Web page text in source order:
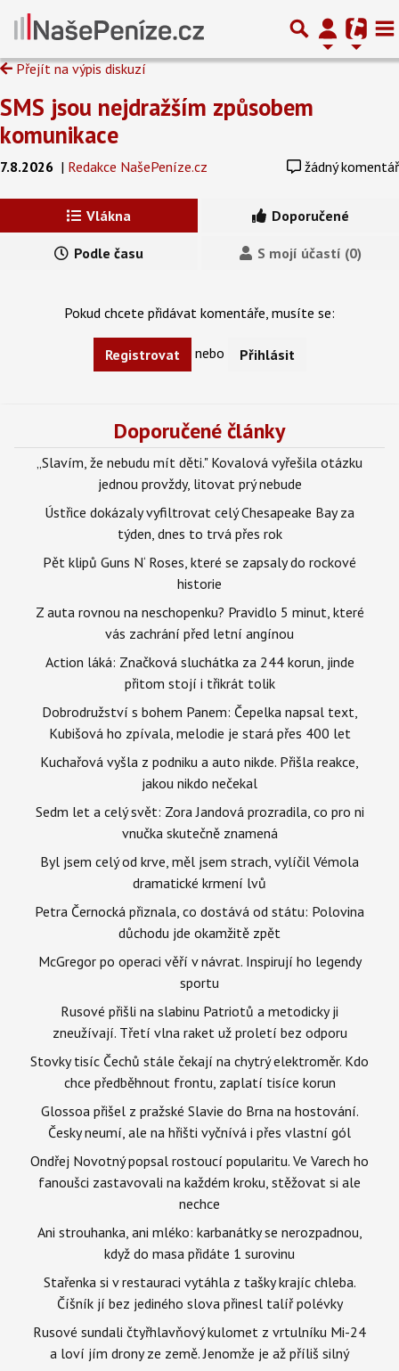
Přejít na výpis diskuzí
SMS jsou nejdražším způsobem
komunikace
7.8.2026 | Redakce NašePeníze.cz žádný komentář
Vlákna Doporučené
Podle času S mojí účastí (0)
Pokud chcete přidávat komentáře, musíte se:
Registrovat nebo Přihlásit
Doporučené články
„Slavím, že nebudu mít děti." Kovalová vyřešila otázku
jednou provždy, litovat prý nebude
Ústřice dokázaly vyfiltrovat celý Chesapeake Bay za
týden, dnes to trvá přes rok
Pět klipů Guns N‘ Roses, které se zapsaly do rockové
historie
Z auta rovnou na neschopenku? Pravidlo 5 minut, které
vás zachrání před letní angínou
Action láká: Značková sluchátka za 244 korun, jinde
přitom stojí i třikrát tolik
Dobrodružství s bohem Panem: Čepelka napsal text,
Kubišová ho zpívala, melodie je stará přes 400 let
Kuchařová vyšla z podniku a auto nikde. Přišla reakce,
jakou nikdo nečekal
Sedm let a celý svět: Zora Jandová prozradila, co pro ni
vnučka skutečně znamená
Byl jsem celý od krve, měl jsem strach, vylíčil Vémola
dramatické krmení lvů
Petra Černocká přiznala, co dostává od státu: Polovina
důchodu jde okamžitě zpět
McGregor po operaci věří v návrat. Inspirují ho legendy
sportu
Rusové přišli na slabinu Patriotů a metodicky ji
zneužívají. Třetí vlna raket už proletí bez odporu
Stovky tisíc Čechů stále čekají na chytrý elektroměr. Kdo
chce předběhnout frontu, zaplatí tisíce korun
Glossoa přišel z pražské Slavie do Brna na hostování.
Česky neumí, ale na hřišti vyčnívá i přes vlastní gól
Ondřej Novotný popsal rostoucí popularitu. Ve Varech ho
fanoušci zastavovali na každém kroku, stěžovat si ale
nechce
Ani strouhanka, ani mléko: karbanátky se nerozpadnou,
když do masa přidáte 1 surovinu
Stařenka si v restauraci vytáhla z tašky krajíc chleba.
Číšník jí bez jediného slova přinesl talíř polévky
Rusové sundali čtyřhlavňový kulomet z vrtulníku Mi-24
a loví jím drony ze země. Jenomže je až příliš silný